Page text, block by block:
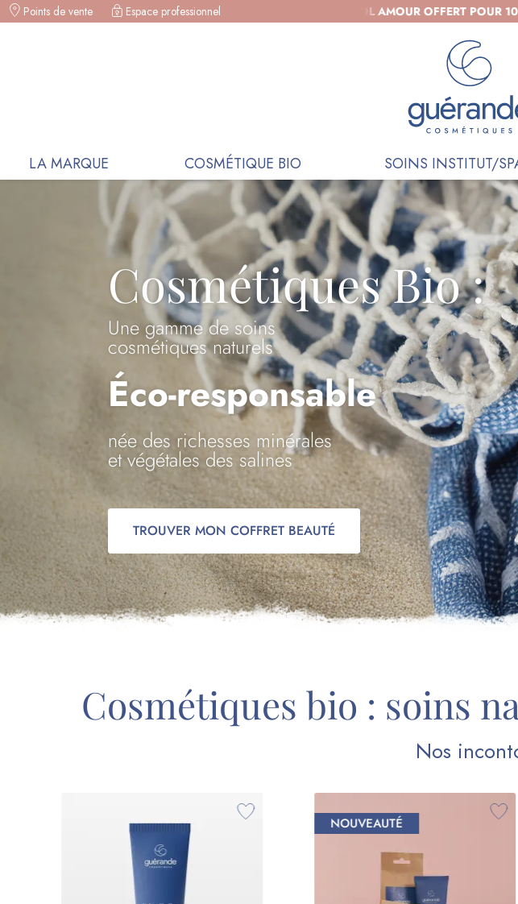
Points de vente Espace professionnelCOSMÉTIQUES BIO, BOL AMOUR OFFERT POUR 100€
LA MARQUE COSMÉTIQUE BIO SOINS INSTITUT/
Cosmétiques Bio :
Une gamme de soins
cosmétiques naturels
É
née des richesses minérales
et végétales des salines
TROUVER MON COFFRET BEAUTÉ
Cosmétiques bio : soins
Nos
NOUVEAUTÉ ÉDITION LIMITÉE